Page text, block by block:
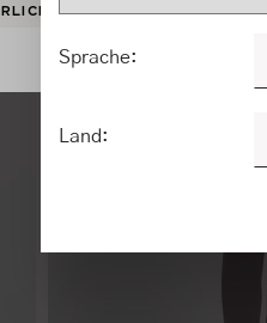
Sprache:
Land: